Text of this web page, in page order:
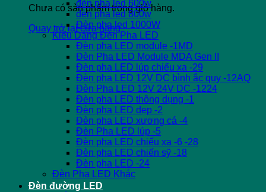
Chưa có sản phẩm trong giỏ hàng.
Quay trở lại cửa hàng
đèn pha led 600w
đèn pha led 800w
Đèn pha led 1000W
Kiểu Dáng Đèn Pha LED
Đèn pha LED module -1MD
Đèn Pha LED Module MDA Gen II
Đèn pha LED lúp chiếu xa -29
Đèn pha LED 12V DC bình ắc quy -12AQ
Đèn Pha LED 12V 24V DC -1224
Đèn pha LED thông dụng -1
Đèn pha LED dẹp -2
Đèn pha LED xương cá -4
Đèn Pha LED lúp -5
Đèn pha LED chiếu xa -6 -28
Đèn pha LED chiến sỹ -18
Đèn pha LED -24
Đèn Pha LED Khác
Đèn đường LED